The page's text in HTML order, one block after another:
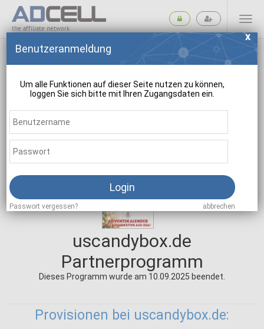
the affiliate network
uscandybox.de
Partnerprogramm
Dieses Programm wurde am 10.09.2025 beendet.
Provisionen bei uscandybox.de:
Benutzeranmeldung
Um alle Funktionen auf dieser Seite nutzen zu können,
loggen Sie sich bitte mit Ihren Zugangsdaten ein.
Login
Passwort vergessen? abbrechen